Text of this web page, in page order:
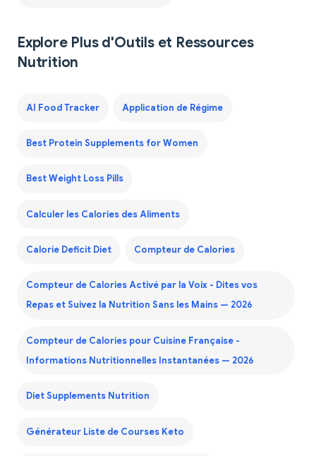
Explore Plus d'Outils et Ressources
Nutrition
AI Food Tracker Application de Régime
Best Protein Supplements for Women
Best Weight Loss Pills
Calculer les Calories des Aliments
Calorie Deficit Diet Compteur de Calories
Compteur de Calories Activé par la Voix - Dites vos
Repas et Suivez la Nutrition Sans les Mains — 2026
Compteur de Calories pour Cuisine Française -
Informations Nutritionnelles Instantanées — 2026
Diet Supplements Nutrition
Générateur Liste de Courses Keto